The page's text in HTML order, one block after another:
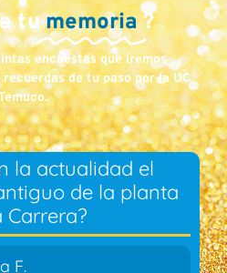
tu memoria ?
encuestas que iremos
de tu paso por la UC
la actualidad el
de la planta
Carrera?
F.